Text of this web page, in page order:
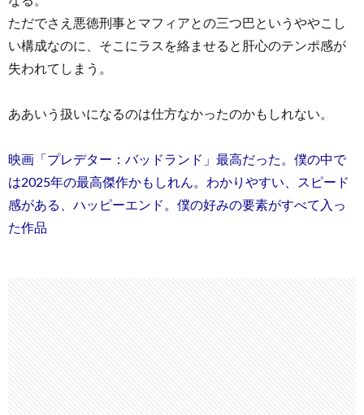
ただでさえ悪徳刑事とマフィアとの三つ巴というややこし
い構成なのに、そこにラスを絡ませると肝心のテンポ感が
失われてしまう。
ああいう扱いになるのは仕方なかったのかもしれない。
映画「プレデター：バッドランド」最高だった。僕の中で
は2025年の最高傑作かもしれん。わかりやすい、スピード
感がある、ハッピーエンド。僕の好みの要素がすべて入っ
た作品